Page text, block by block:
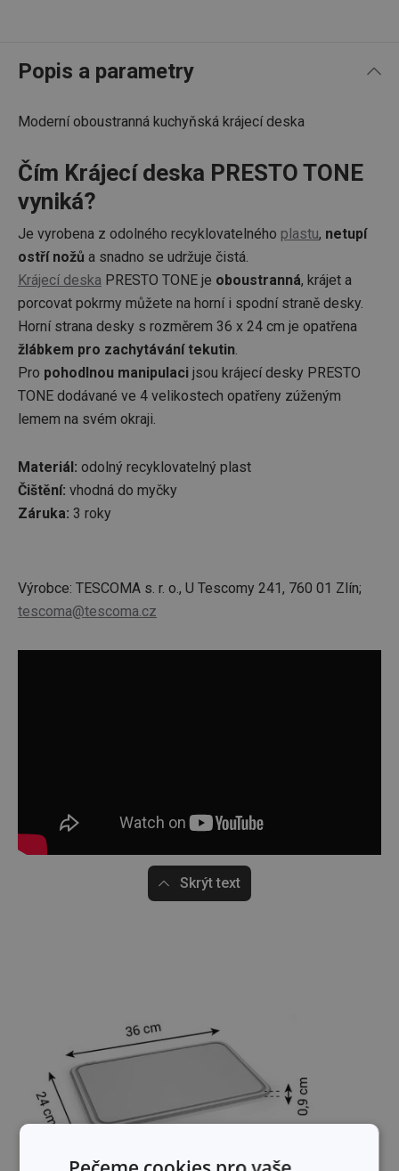
Popis a parametry
Moderní oboustranná kuchyňská krájecí deska
Čím Krájecí deska PRESTO TONE
vyniká?
Je vyrobena z odolného recyklovatelného plastu, netupí
ostří nožů a snadno se udržuje čistá.
Krájecí deska PRESTO TONE je oboustranná, krájet a
porcovat pokrmy můžete na horní i spodní straně desky.
Horní strana desky s rozměrem 36 x 24 cm je opatřena
žlábkem pro zachytávání tekutin.
Pro pohodlnou manipulaci jsou krájecí desky PRESTO
TONE dodávané ve 4 velikostech opatřeny zúženým
lemem na svém okraji.
Materiál: odolný recyklovatelný plast
Čištění: vhodná do myčky
Záruka: 3 roky
Výrobce: TESCOMA s. r. o., U Tescomy 241, 760 01 Zlín;
tescoma@tescoma.cz
Skrýt text